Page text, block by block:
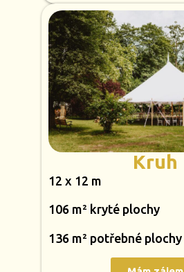
Kruh
12 x 12 m
106 m² kryté plochy
136 m² potřebné plochy